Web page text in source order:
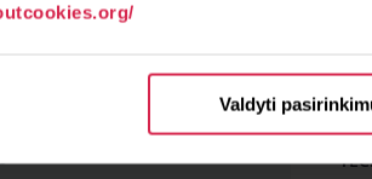
Valdyti
sąlygos